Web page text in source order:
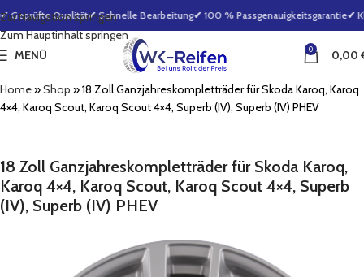
Zur Navigation springen
Zum Hauptinhalt springen
Qualität✔ Schnelle Bearbeitung✔ 100 % Passgenauigkeitsgarantie✔
MENÜ 0 0,00
Home»Shop »18 Zoll Ganzjahreskompletträder für Skoda Karoq, Karoq
4×4, Karoq Scout, Karoq Scout 4×4, Superb (IV), Superb (IV) PHEV
18 Zoll Ganzjahreskompletträder für Skoda Karoq,
Karoq 4×4, Karoq Scout, Karoq Scout 4×4, Superb
(IV), Superb (IV) PHEV